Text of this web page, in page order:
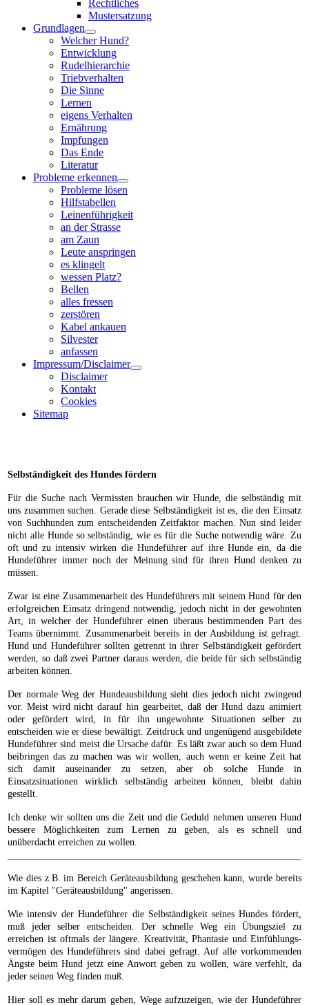
Rechtliches
Mustersatzung
Grundlagen
Welcher Hund?
Entwicklung
Rudelhierarchie
Triebverhalten
Die Sinne
Lernen
eigens Verhalten
Ernährung
Impfungen
Das Ende
Literatur
Probleme erkennen
Probleme lösen
Hilfstabellen
Leinenführigkeit
an der Strasse
am Zaun
Leute anspringen
es klingelt
wessen Platz?
Bellen
alles fressen
zerstören
Kabel ankauen
Silvester
anfassen
Impressum/Disclaimer
Disclaimer
Kontakt
Cookies
Sitemap
Selbständigkeit des Hundes fördern
Für die Suche nach Vermissten brauchen wir Hunde, die selbständig mit
uns zusammen suchen. Gerade diese Selbständigkeit ist es, die den Einsatz
von Suchhunden zum entscheidenden Zeitfaktor machen. Nun sind leider
nicht alle Hunde so selbständig, wie es für die Suche notwendig wäre. Zu
oft und zu intensiv wirken die Hundeführer auf ihre Hunde ein, da die
Hundeführer immer noch der Meinung sind für ihren Hund denken zu
müssen.
Zwar ist eine Zusammenarbeit des Hundeführers mit seinem Hund für den
erfolgreichen Einsatz dringend notwendig, jedoch nicht in der gewohnten
Art, in welcher der Hundeführer einen überaus bestimmenden Part des
Teams übernimmt. Zusammenarbeit bereits in der Ausbildung ist gefragt.
Hund und Hundeführer sollten getrennt in ihrer Selbständigkeit gefördert
werden, so daß zwei Partner daraus werden, die beide für sich selbständig
arbeiten können.
Der normale Weg der Hundeausbildung sieht dies jedoch nicht zwingend
vor. Meist wird nicht darauf hin gearbeitet, daß der Hund dazu animiert
oder gefördert wird, in für ihn ungewohnte Situationen selber zu
entscheiden wie er diese bewältigt. Zeitdruck und ungenügend ausgebildete
Hundeführer sind meist die Ursache dafür. Es läßt zwar auch so dem Hund
beibringen das zu machen was wir wollen, auch wenn er keine Zeit hat
sich damit auseinander zu setzen, aber ob solche Hunde in
Einsatzsituationen wirklich selbständig arbeiten können, bleibt dahin
gestellt.
Ich denke wir sollten uns die Zeit und die Geduld nehmen unseren Hund
bessere Möglichkeiten zum Lernen zu geben, als es schnell und
unüberdacht erreichen zu wollen.
Wie dies z.B. im Bereich Geräteausbildung geschehen kann, wurde bereits
im Kapitel "Geräteausbildung" angerissen.
Wie intensiv der Hundeführer die Selbständigkeit seines Hundes fördert,
muß jeder selber entscheiden. Der schnelle Weg ein Übungsziel zu
erreichen ist oftmals der längere. Kreativität, Phantasie und Einfühlungs-
vermögen des Hundeführers sind dabei gefragt. Auf alle vorkommenden
Ängste beim Hund jetzt eine Anwort geben zu wollen, wäre verfehlt, da
jeder seinen Weg finden muß.
Hier soll es mehr darum gehen, Wege aufzuzeigen, wie der Hundeführer